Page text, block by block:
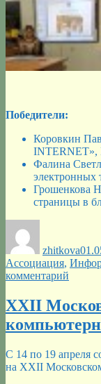
Победители:
Коровкин
Фалина
Грошенкова
страницы в
zhitkova
Ассоциация,
комментарий
для
XXII
С 14 по 19 апреля
на XXII